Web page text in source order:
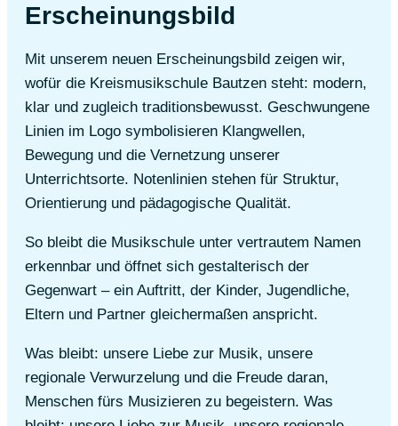
Erscheinungsbild
Mit unserem neuen Erscheinungsbild zeigen wir,
wofür die Kreismusikschule Bautzen steht: modern,
klar und zugleich traditionsbewusst. Geschwungene
Linien im Logo symbolisieren Klangwellen,
Bewegung und die Vernetzung unserer
Unterrichtsorte. Notenlinien stehen für Struktur,
Orientierung und pädagogische Qualität.
So bleibt die Musikschule unter vertrautem Namen
erkennbar und öffnet sich gestalterisch der
Gegenwart – ein Auftritt, der Kinder, Jugendliche,
Eltern und Partner gleichermaßen anspricht.
Was bleibt: unsere Liebe zur Musik, unsere
regionale Verwurzelung und die Freude daran,
Menschen fürs Musizieren zu begeistern. Was